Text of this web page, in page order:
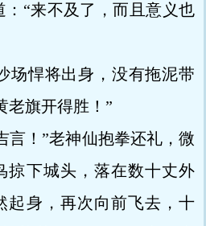
“来不及了，而且意义也
悍将出身，没有拖泥带
老旗开得胜！”
！”老神仙抱拳还礼，微
掠下城头，落在数十丈外
起身，再次向前飞去，十